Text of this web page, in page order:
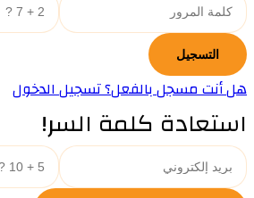
هل أنت مسجل بالفعل؟ تسجيل الدخول
استعادة كلمة السر!